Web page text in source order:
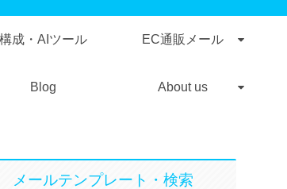
構成・AIツール EC通販メール
Blog About us
メールテンプレート・検索